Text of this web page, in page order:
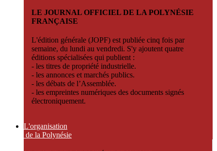
LE JOURNAL OFFICIEL DE LA POLYNÉSIE
FRANÇAISE
L'édition générale (JOPF) est publiée cinq fois par
semaine, du lundi au vendredi. S'y ajoutent quatre
éditions spécialisées qui publient :
- les titres de propriété industrielle.
- les annonces et marchés publics.
- les débats de l’Assemblée.
- les empreintes numériques des documents signés
électroniquement.
L'organisation
de la Polynésie